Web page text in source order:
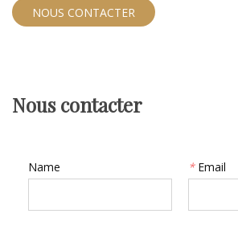
3652 Nail Art Brush is used for
NOUS CONTACTER
Nous contacter
Name * Email